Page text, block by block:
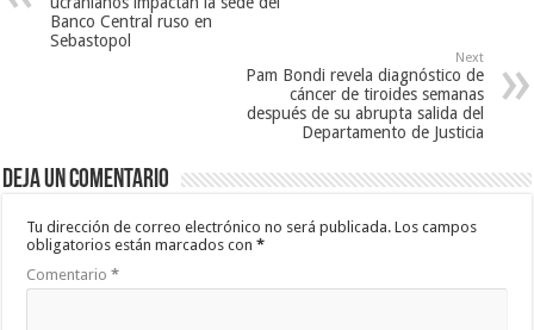
Banco Central ruso en
Sebastopol
Next
Pam Bondi revela diagnóstico de
cáncer de tiroides semanas
después de su abrupta salida del
Departamento de Justicia
Deja un comentario
Tu dirección de correo electrónico no será publicada. Los campos
obligatorios están marcados con*
Comentario*